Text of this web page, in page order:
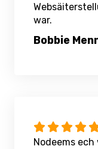
war.
Bobbie
Nodeems